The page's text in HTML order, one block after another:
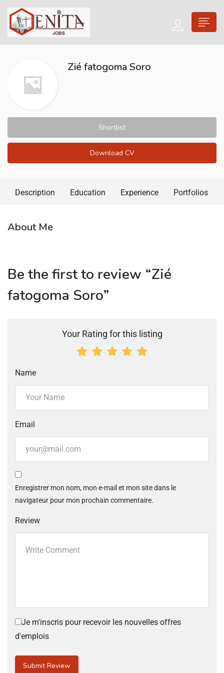
Zié fatogoma Soro
Shortlist
Download CV
Description Education Experience Portfolios
About Me
Be the first to review “Zié
fatogoma Soro”
Your Rating for this listing
Name
Email
Enregistrer mon nom, mon e-mail et mon site dans le
navigateur pour mon prochain commentaire.
Review
Je m'inscris pour recevoir les nouvelles offres
d'emplois